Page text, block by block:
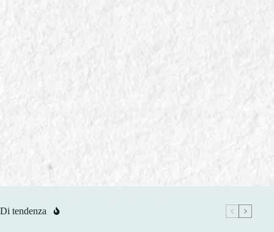
GUIDE ALL' ACQUISTO AMAZON
caratteristiche per una conservazione sicura e duratura.
Di tendenza